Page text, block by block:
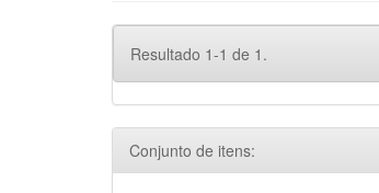
Resultado 1-1 de 1.
Conjunto de itens: